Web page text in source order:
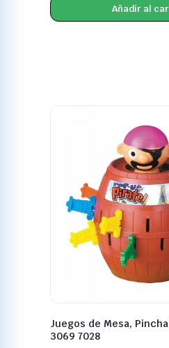
Añadir al
Juegos de Mesa,
3069 7028